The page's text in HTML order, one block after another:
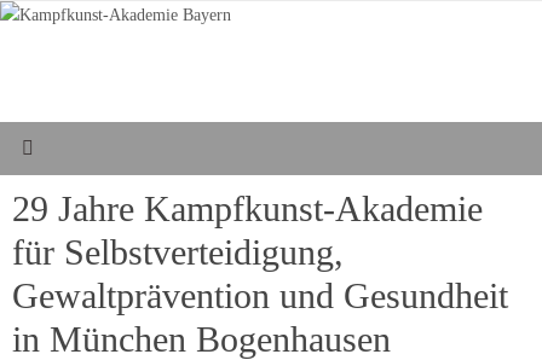
Zum
29 Jahre Kampfkunst-Akademie
für Selbstverteidigung,
Gewaltprävention und Gesundheit
in München Bogenhausen